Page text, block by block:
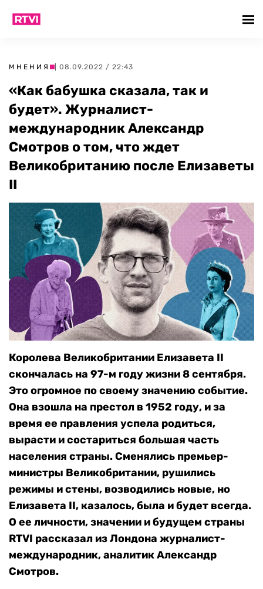
МНЕНИЯ | 08.09.2022 / 22:43
«Как бабушка сказала, так и
будет». Журналист-
международник Александр
Смотров о том, что ждет
Великобританию после Елизаветы
II
Королева Великобритании Елизавета II
скончалась на 97-м году жизни 8 сентября.
Это огромное по своему значению событие.
Она взошла на престол в 1952 году, и за
время ее правления успела родиться,
вырасти и состариться большая часть
населения страны. Сменялись премьер-
министры Великобритании, рушились
режимы и стены, возводились новые, но
Елизавета II, казалось, была и будет всегда.
О ее личности, значении и будущем страны
RTVI рассказал из Лондона журналист-
международник, аналитик Александр
Смотров.